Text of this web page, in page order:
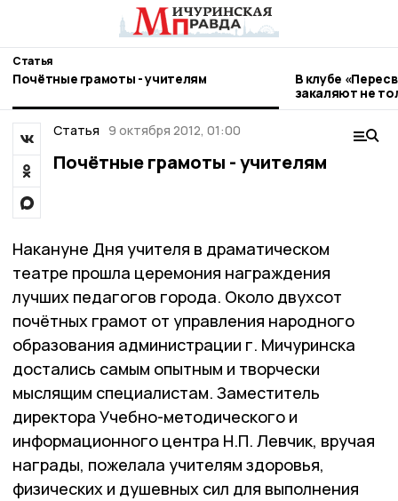
Статья
Почётные грамоты - учителям
В клубе
закаляют не
Статья 9 октября 2012, 01:00
Почётные грамоты - учителям
Накануне Дня учителя в драматическом
театре прошла церемония награждения
лучших педагогов города. Около двухсот
почётных грамот от управления народного
образования администрации г. Мичуринска
достались самым опытным и творчески
мыслящим специалистам. Заместитель
директора Учебно-методического и
информационного центра Н.П. Левчик, вручая
награды, пожелала учителям здоровья,
физических и душевных сил для выполнения